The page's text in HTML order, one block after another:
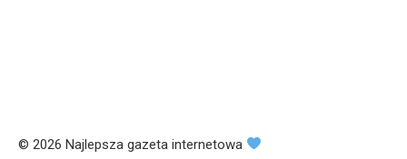
© 2026 Najlepsza gazeta internetowa